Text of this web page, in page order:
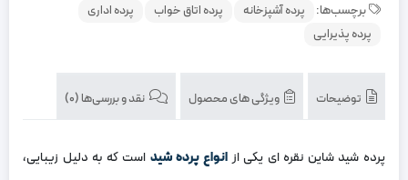
برچسب‌ها: پرده آشپزخانه پرده اتاق خواب
پرده اداری
پرده پذیرایی
توضیحات ویژگی های محصول نقد و بررسی‌ها (0)
پرده شید شاین نقره ای یکی از انواع پرده شید است که به دلیل زیبایی،